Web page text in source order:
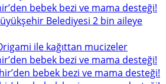
bebek bezi ve mama desteği!
Belediyesi 2 bin aileye
ile kağıttan mucizeler
bebek bezi ve mama desteği!
bebek bezi ve mama desteği!